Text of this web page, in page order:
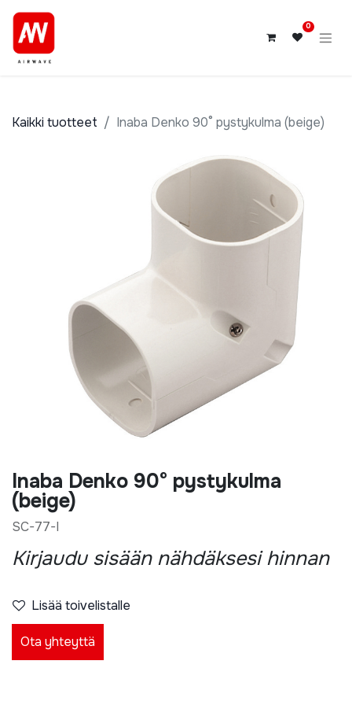
0
Kaikki tuotteet Inaba Denko 90° pystykulma (beige)
Inaba Denko 90° pystykulma
(beige)
SC-77-I
Kirjaudu sisään nähdäksesi hinnan
Lisää toivelistalle
Ota yhteyttä